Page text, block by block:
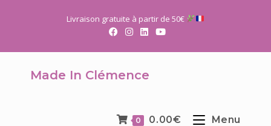
Livraison gratuite à partir de 50€
Made In Clémence
0 0.00€ Menu